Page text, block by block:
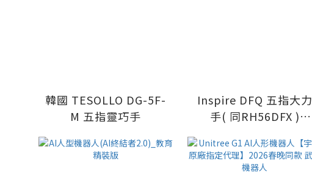
韓國 TESOLLO DG-5F-
M 五指靈巧手
Inspire DFQ 五指大力
手( 同RH56DFX )
RH56DFQ_2R)